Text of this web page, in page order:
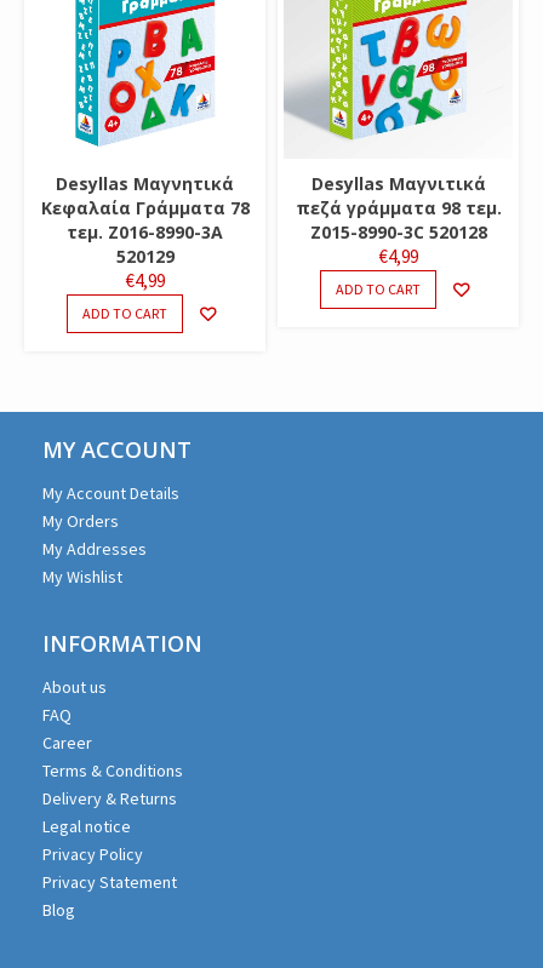
Desyllas Μαγνητικά
Κεφαλαία Γράμματα 78
τεμ. Ζ016-8990-3Α
520129
€4,99
ADD TO CART
Desyllas Μαγνιτικά
πεζά γράμματα 98 τεμ.
Z015-8990-3C 520128
€4,99
ADD TO CART
MY ACCOUNT
My Account Details
My Orders
My Addresses
My Wishlist
INFORMATION
About us
FAQ
Career
Terms & Conditions
Delivery & Returns
Legal notice
Privacy Policy
Privacy Statement
Blog